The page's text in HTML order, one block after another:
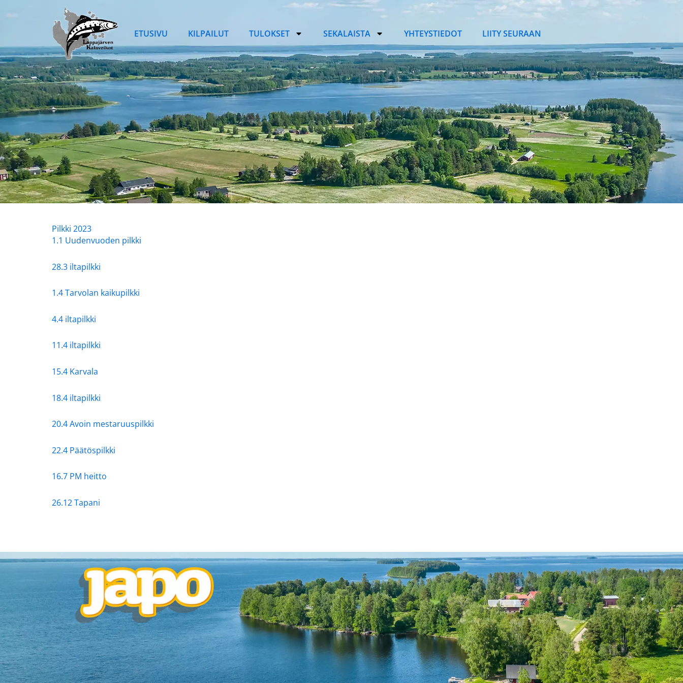
sisältöön
ETUSIVU
KILPAILUT TULOKSET SEKALAISTA YHTEYSTIEDOT LIITY SEURAAN
Pilkki 2023
1.1 Uudenvuoden pilkki
28.3 iltapilkki
1.4 Tarvolan kaikupilkki
4.4 iltapilkki
11.4 iltapilkki
15.4 Karvala
18.4 iltapilkki
20.4 Avoin mestaruuspilkki
22.4 Päätöspilkki
16.7 PM heitto
26.12 Tapani